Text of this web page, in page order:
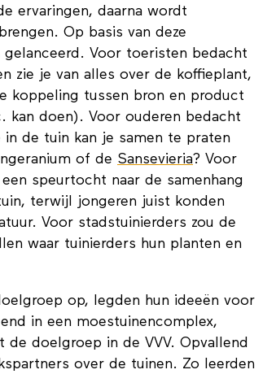
ervaringen, daarna wordt
Op basis van deze
Voor toeristen bedacht
zie je van alles over de koffieplant,
koppeling tussen bron en product
kan doen). Voor ouderen bedacht
de tuin kan je samen te praten
of de Sansevieria? Voor
speurtocht naar de samenhang
terwijl jongeren juist konden
Voor stadstuinierders zou de
waar tuinierders hun planten en
op, legden hun ideeën voor
in een moestuinencomplex,
doelgroep in de VVV. Opvallend
over de tuinen. Zo leerden